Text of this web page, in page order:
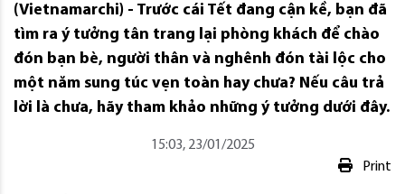
(Vietnamarchi) - Trước cái Tết đang cận kề, bạn đã
tìm ra ý tưởng tân trang lại phòng khách để chào
đón bạn bè, người thân và nghênh đón tài lộc cho
một năm sung túc vẹn toàn hay chưa? Nếu câu trả
lời là chưa, hãy tham khảo những ý tưởng dưới đây.
15:03, 23/01/2025
Print